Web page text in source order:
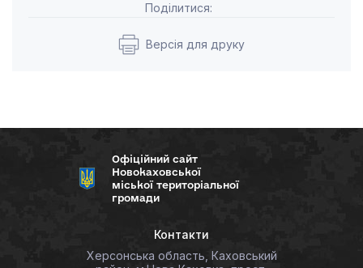
Поділитися:
Версія для друку
Офіційний сайт
Новокаховської
міської територіальної
громади
Контакти
Херсонська область, Каховський